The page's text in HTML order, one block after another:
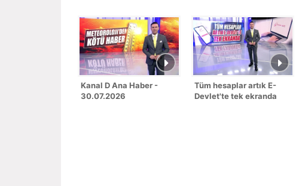
Kanal D Ana Haber -
30.07.2026
Tüm hesaplar artık E-
Devlet'te tek ekranda